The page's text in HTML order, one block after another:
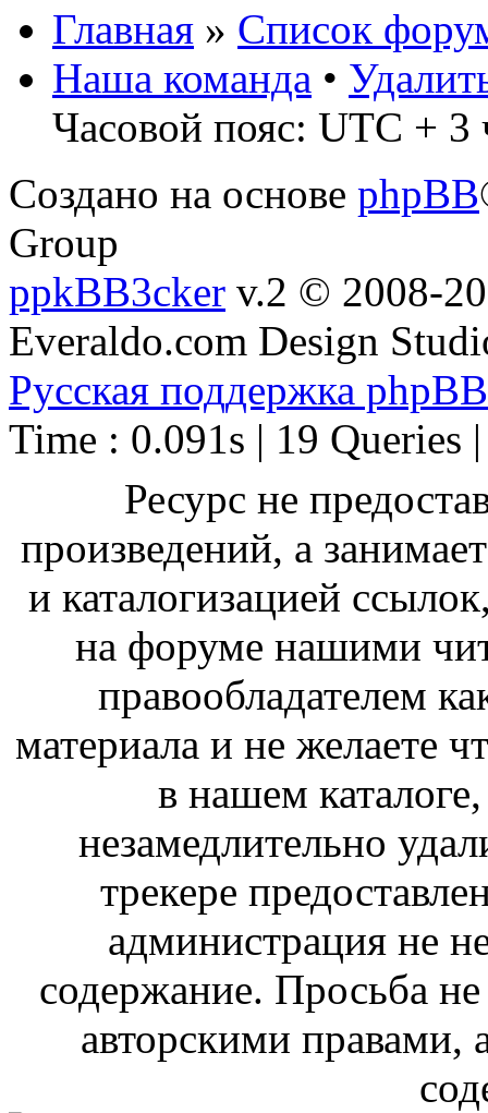
Главная » Список
Наша команда •
Часовой пояс: UTC + 3
Создано на основе phpBB
Group
ppkBB3cker v.2 © 2008-
Everaldo.com Design
Русская поддержка phpBB
Time : 0.091s | 19 Queries
Ресурс не
произведений, а
и каталогизацией
на форуме нашими
правообладателем
материала и не желаете
в нашем
незамедлительно
трекере
администрация не
содержание. Просьба
авторскими правами,